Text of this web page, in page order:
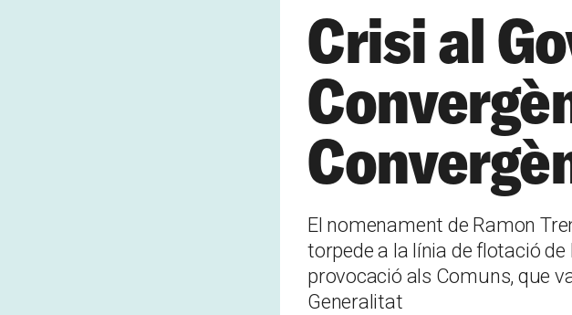
Crisi al
El nomenament de Ramon
torpede a la línia de flotació
provocació als Comuns, que
Generalitat